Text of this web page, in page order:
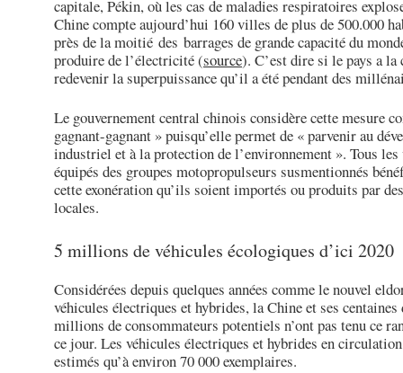
capitale, Pékin, où les cas de maladies respiratoires
Chine compte aujourd’hui 160 villes de plus de 500.000
près de la moitié des barrages de grande capacité du
produire de l’électricité (source). C’est dire si le pays a la
redevenir la superpuissance qu’il a été pendant des
Le gouvernement central chinois considère cette mesure
gagnant-gagnant » puisqu’elle permet de « parvenir au
industriel et à la protection de l’environnement ». Tous les
équipés des groupes motopropulseurs susmentionnés
cette exonération qu’ils soient importés ou produits par
locales.
5 millions de véhicules écologiques d’ici 2020
Considérées depuis quelques années comme le nouvel
véhicules électriques et hybrides, la Chine et ses centaines
millions de consommateurs potentiels n’ont pas tenu ce
ce jour. Les véhicules électriques et hybrides en
estimés qu’à environ 70 000 exemplaires.